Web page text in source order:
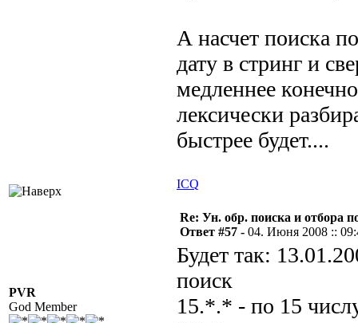
А насчет поиска
дату в стринг и
медленнее
лексически
быстрее будет....
ICQ
PVR
God Member
Re: Ун. обр. поиска и отбора
Ответ #57 - 04. Июня 2008 ::
Будет так:
поиск
15.*.* - по 15